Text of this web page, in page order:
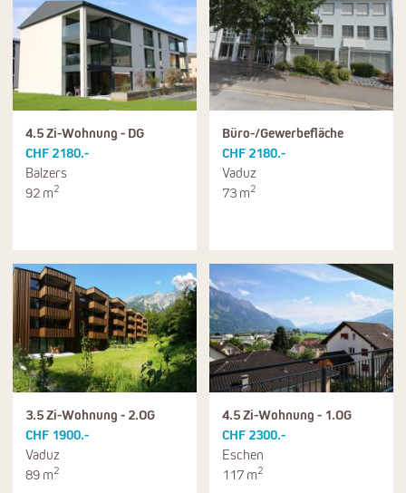
4.5 Zi-Wohnung - DG
CHF 2180.-
Balzers
92 m2
Büro-/Gewerbefläche
CHF 2180.-
Vaduz
73 m2
3.5 Zi-Wohnung - 2.OG
CHF 1900.-
Vaduz
89 m2
4.5 Zi-Wohnung - 1.OG
CHF 2300.-
Eschen
117 m2